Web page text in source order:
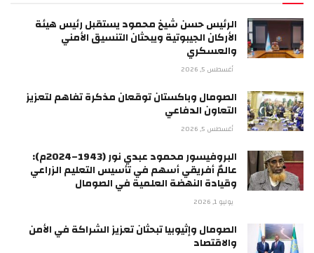
الرئيس حسن شيخ محمود يستقبل رئيس هيئة
الأركان الجيبوتية ويبحثان التنسيق الأمني
والعسكري
أغسطس 5, 2026
الصومال وباكستان توقعان مذكرة تفاهم لتعزيز
التعاون الدفاعي
أغسطس 5, 2026
البروفيسور محمود عبدي نور (1943–2024م):
عالمٌ أفريقي أسهم في تأسيس التعليم الزراعي
وقيادة النهضة العلمية في الصومال
يوليو 1, 2026
الصومال وإثيوبيا تبحثان تعزيز الشراكة في الأمن
والاقتصاد